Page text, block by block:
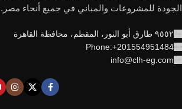
الجودة للمشروعات والمباني في جميع أنحاء مصر.
٩٥٥٢ طارق أبو النور، المقطم، محافظة القاهرة
Phone:+201554951484
info@clh-eg.com